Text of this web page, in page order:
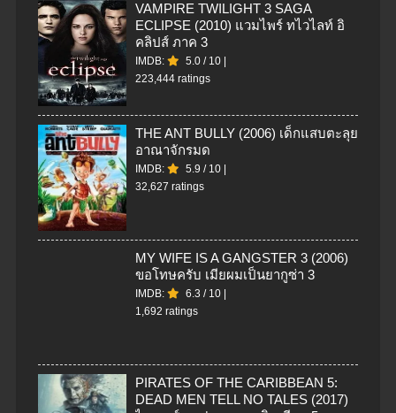
VAMPIRE TWILIGHT 3 SAGA
ECLIPSE (2010) แวมไพร์ ทไวไลท์ อิ
คลิปส์ ภาค 3
IMDB: 5.0 / 10
223,444 ratings
THE ANT BULLY (2006) เด็กแสบตะลุย
อาณาจักรมด
IMDB: 5.9 / 10
32,627 ratings
MY WIFE IS A GANGSTER 3 (2006)
ขอโทษครับ เมียผมเป็นยากูซ่า 3
IMDB: 6.3 / 10
1,692 ratings
PIRATES OF THE CARIBBEAN 5:
DEAD MEN TELL NO TALES (2017)